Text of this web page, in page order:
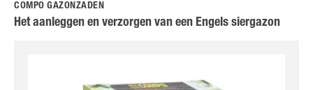
COMPO GAZONZADEN
Het aanleggen en verzorgen van een Engels siergazon